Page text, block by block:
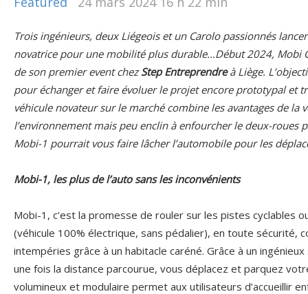
Trois ingénieurs, deux Liégeois et un Carolo passionnés
novatrice pour une mobilité plus durable…Début 2024, Mobi
de son premier event chezStep Entreprendreà Liège.
pour échanger et faire évoluer le projet encore prototypal et
véhicule novateur sur le marché combine les avantages de la
l’environnement mais peu enclin à enfourcher le deux-roues
Mobi-1 pourrait vous faire lâcher l’automobile pour les
Mobi-1, les plus de l’auto sans les inconvénients
Mobi-1, c’est la promesse de rouler sur les pistes cyclables
(véhicule 100% électrique, sans pédalier), en toute sécurité,
intempéries grâce à un habitacle caréné. Grâce à un
une fois la distance parcourue, vous déplacez et parquez
volumineux et modulaire permet aux utilisateurs d’accueillir